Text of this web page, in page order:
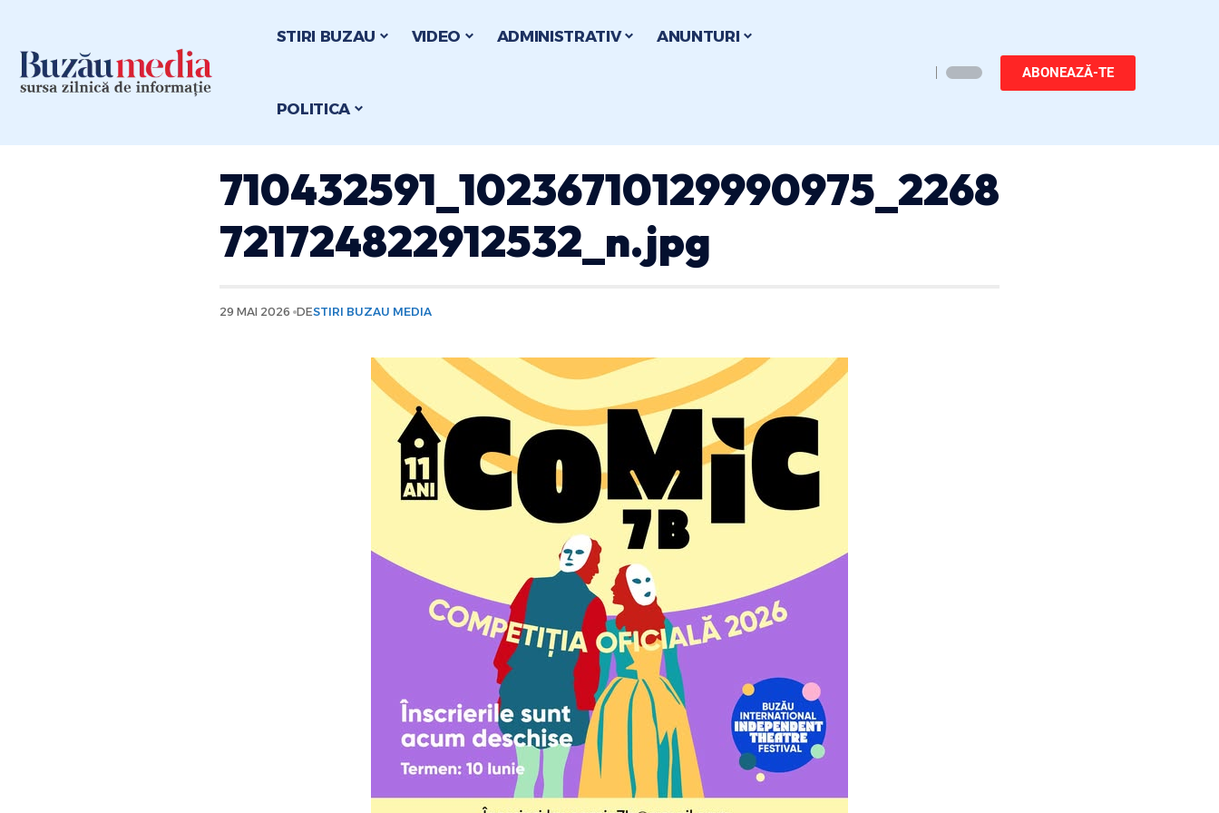
STIRI BUZAU VIDEO ADMINISTRATIV ANUNTURI
POLITICA
ABONEAZĂ-TE
710432591_10236710129990975_2268
721724822912532_n.jpg
29 MAI 2026 DESTIRI BUZAU MEDIA